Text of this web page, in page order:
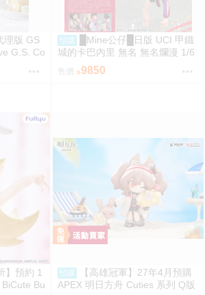
理版 GS
G.S. Co
預購
█Mine公仔█日版 UCI 甲鐵
城的卡巴內里 無名 無名爛漫 1/6
PVC D9246
售價 9850
】預約 1
Bu
預購
【高雄冠軍】27年4月預購
APEX 明日方舟 Cuties 系列 Q版